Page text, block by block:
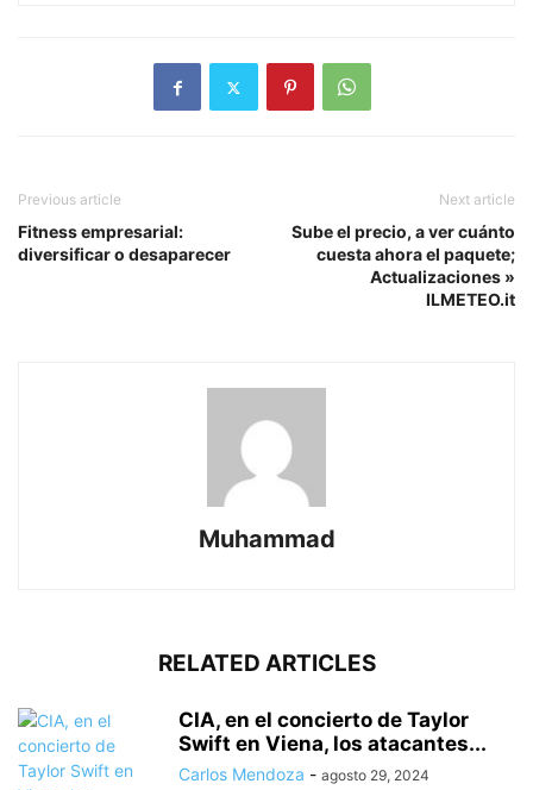
Previous article
Fitness empresarial:
diversificar o desaparecer
Next article
Sube el precio, a ver cuánto
cuesta ahora el paquete;
Actualizaciones »
ILMETEO.it
Muhammad
RELATED ARTICLES
CIA, en el concierto de Taylor
Swift en Viena, los atacantes...
Carlos Mendoza - agosto 29, 2024